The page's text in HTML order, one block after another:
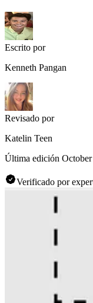
Escrito por
Kenneth Pangan
Revisado por
Katelin Teen
Última edición
Verificado por